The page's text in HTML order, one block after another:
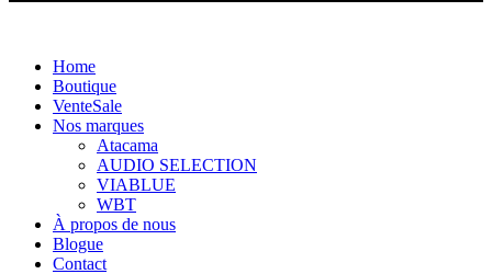
Home
Boutique
VenteSale
Nos marques
Atacama
AUDIO SELECTION
VIABLUE
WBT
À propos de nous
Blogue
Contact